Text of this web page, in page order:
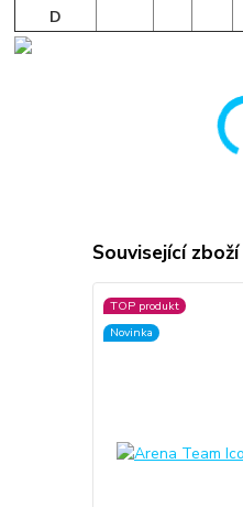
D
Související zboží
TOP produkt
Novinka